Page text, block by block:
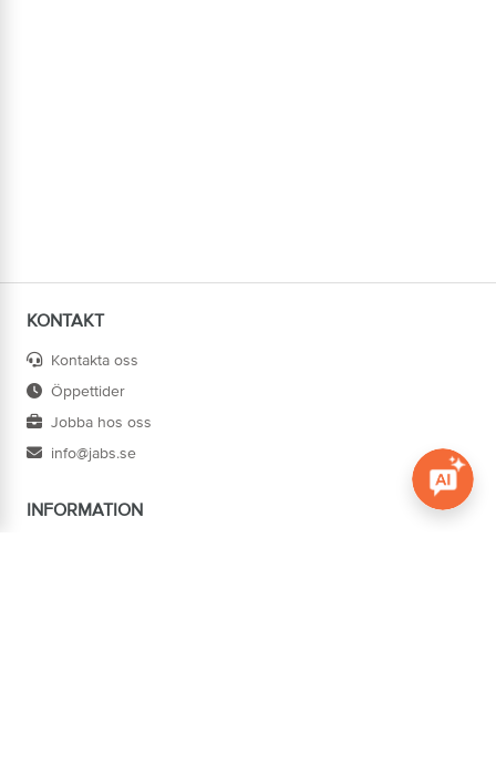
KONTAKT
Kontakta oss
Öppettider
Jobba hos oss
info@jabs.se
INFORMATION